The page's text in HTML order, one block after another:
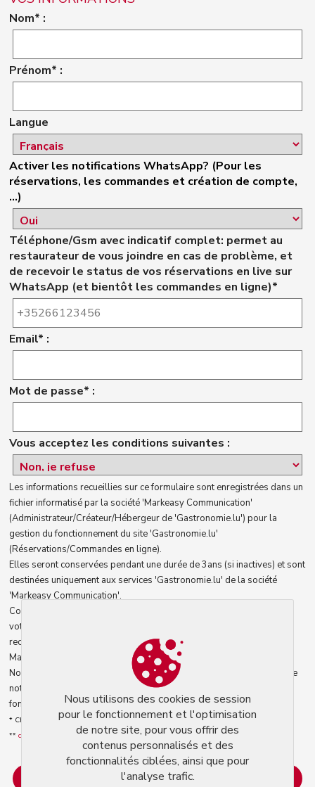
Nom* :
Prénom* :
Langue
Activer les notifications WhatsApp? (Pour les
réservations, les commandes et création de compte,
...)
Téléphone/Gsm avec indicatif complet: permet au
restaurateur de vous joindre en cas de problème, et
de recevoir le status de vos réservations en live sur
WhatsApp (et bientôt les commandes en ligne)*
Email* :
Mot de passe* :
Vous acceptez les conditions suivantes :
Les informations recueillies sur ce formulaire sont enregistrées dans un
fichier informatisé par la société 'Markeasy Communication'
(Administrateur/Créateur/Hébergeur de 'Gastronomie.lu') pour la
gestion du fonctionnement du site 'Gastronomie.lu'
(Réservations/Commandes en ligne).
Elles seront conservées pendant une durée de 3ans (si inactives) et sont
destinées uniquement aux services 'Gastronomie.lu' de la société
'Markeasy Communication'.
Conformément à la loi informatique et libertés, vous pouvez exercer
votre droit d'accès aux données vous concernant et les faire
rectifier/détruire en contactant le service 'Gastronomie.lu' la société
Markeasy Communication : admin@gastronomie.lu. **
Nous utilisons des cookies pour le fonctionnement et l'optimisation de
notre site, pour vous offrir des contenus personnalisés et des
fonctionnalités ciblées, ainsi que pour l'analyse trafic.
* Champs obligatoires
**conditions générales d'utilisation.
Nous utilisons des cookies de session
pour le fonctionnement et l'optimisation
de notre site, pour vous offrir des
contenus personnalisés et des
fonctionnalités ciblées, ainsi que pour
l'analyse trafic.